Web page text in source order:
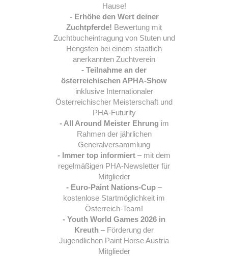
Hause!
- Erhöhe den Wert deiner
Zuchtpferde! Bewertung mit
Zuchtbucheintragung von Stuten und
Hengsten bei einem staatlich
anerkannten Zuchtverein
- Teilnahme an der
österreichischen APHA-Show
inklusive Internationaler
Österreichischer Meisterschaft und
PHA-Futurity
- All Around Meister Ehrung im
Rahmen der jährlichen
Generalversammlung
- Immer top informiert – mit dem
regelmäßigen PHA-Newsletter für
Mitglieder
- Euro-Paint Nations-Cup –
kostenlose Startmöglichkeit im
Österreich-Team!
- Youth World Games 2026 in
Kreuth – Förderung der
Jugendlichen Paint Horse Austria
Mitglieder